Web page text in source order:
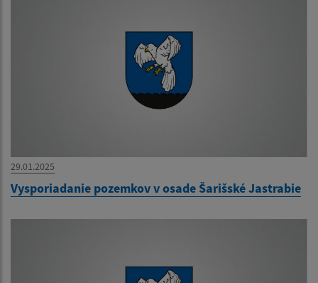
29.01.2025
Vysporiadanie pozemkov v osade Šarišské Jastrabie